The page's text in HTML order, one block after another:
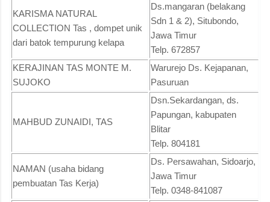
KARISMA NATURAL
COLLECTION Tas , dompet unik
dari batok tempurung kelapa
Ds.mangaran (belakang
Sdn 1 & 2), Situbondo,
Jawa Timur
Telp. 672857
KERAJINAN TAS MONTE M.
SUJOKO
Warurejo Ds. Kejapanan,
Pasuruan
MAHBUD ZUNAIDI, TAS
Dsn.Sekardangan, ds.
Papungan, kabupaten
Blitar
Telp. 804181
NAMAN (usaha bidang
pembuatan Tas Kerja)
Ds. Persawahan, Sidoarjo,
Jawa Timur
Telp. 0348-841087